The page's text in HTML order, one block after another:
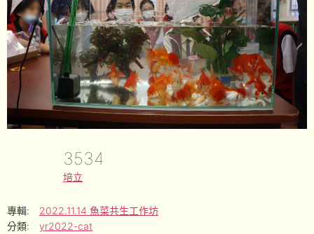
3534
培立
專輯:
2022.11.14 魚菜共生工作坊
分類:
yr2022-cat